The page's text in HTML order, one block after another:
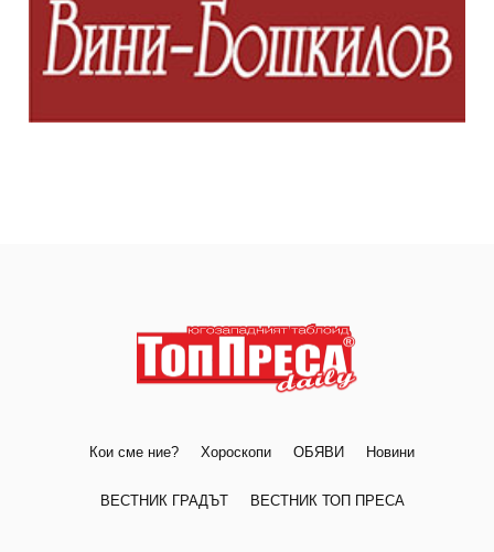
Кои сме ние? Хороскопи ОБЯВИ Новини
ВЕСТНИК ГРАДЪТ ВЕСТНИК ТОП ПРЕСА